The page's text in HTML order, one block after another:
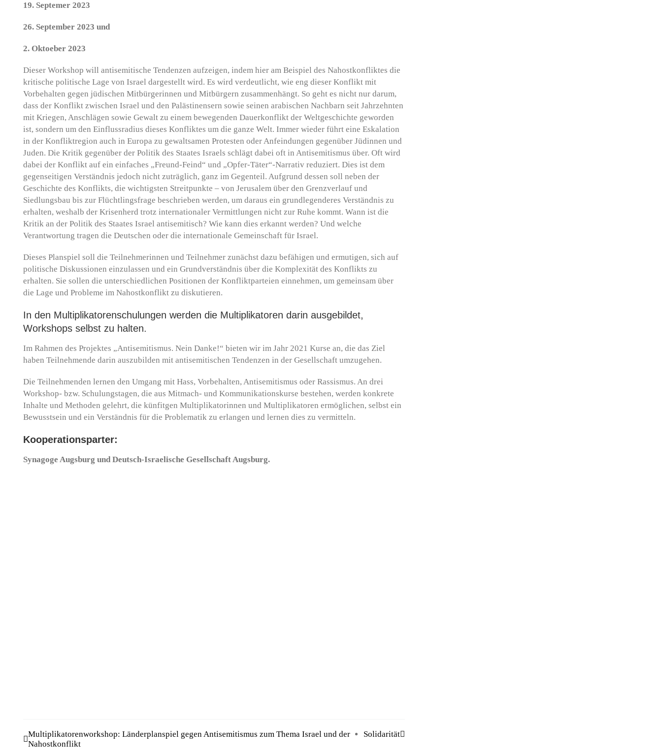
19. Septemer 2023
26. September 2023 und
2. Oktoeber 2023
Dieser Workshop will antisemitische Tendenzen aufzeigen, indem hier am Beispiel des Nahostkonfliktes die
kritische politische Lage von Israel dargestellt wird. Es wird verdeutlicht, wie eng dieser Konflikt mit
Vorbehalten gegen jüdischen Mitbürgerinnen und Mitbürgern zusammenhängt. So geht es nicht nur darum,
dass der Konflikt zwischen Israel und den Palästinensern sowie seinen arabischen Nachbarn seit Jahrzehnten
mit Kriegen, Anschlägen sowie Gewalt zu einem bewegenden Dauerkonflikt der Weltgeschichte geworden
ist, sondern um den Einflussradius dieses Konfliktes um die ganze Welt. Immer wieder führt eine Eskalation
in der Konfliktregion auch in Europa zu gewaltsamen Protesten oder Anfeindungen gegenüber Jüdinnen und
Juden. Die Kritik gegenüber der Politik des Staates Israels schlägt dabei oft in Antisemitismus über. Oft wird
dabei der Konflikt auf ein einfaches „Freund-Feind“ und „Opfer-Täter“-Narrativ reduziert. Dies ist dem
gegenseitigen Verständnis jedoch nicht zuträglich, ganz im Gegenteil. Aufgrund dessen soll neben der
Geschichte des Konflikts, die wichtigsten Streitpunkte – von Jerusalem über den Grenzverlauf und
Siedlungsbau bis zur Flüchtlingsfrage beschrieben werden, um daraus ein grundlegenderes Verständnis zu
erhalten, weshalb der Krisenherd trotz internationaler Vermittlungen nicht zur Ruhe kommt. Wann ist die
Kritik an der Politik des Staates Israel antisemitisch? Wie kann dies erkannt werden? Und welche
Verantwortung tragen die Deutschen oder die internationale Gemeinschaft für Israel.
Dieses Planspiel soll die Teilnehmerinnen und Teilnehmer zunächst dazu befähigen und ermutigen, sich auf
politische Diskussionen einzulassen und ein Grundverständnis über die Komplexität des Konflikts zu
erhalten. Sie sollen die unterschiedlichen Positionen der Konfliktparteien einnehmen, um gemeinsam über
die Lage und Probleme im Nahostkonflikt zu diskutieren.
In den Multiplikatorenschulungen werden die Multiplikatoren darin ausgebildet,
Workshops selbst zu halten.
Im Rahmen des Projektes „Antisemitismus. Nein Danke!“ bieten wir im Jahr 2021 Kurse an, die das Ziel
haben Teilnehmende darin auszubilden mit antisemitischen Tendenzen in der Gesellschaft umzugehen.
Die Teilnehmenden lernen den Umgang mit Hass, Vorbehalten, Antisemitismus oder Rassismus. An drei
Workshop- bzw. Schulungstagen, die aus Mitmach- und Kommunikationskurse bestehen, werden konkrete
Inhalte und Methoden gelehrt, die künfitgen Multiplikatorinnen und Multiplikatoren ermöglichen, selbst ein
Bewusstsein und ein Verständnis für die Problematik zu erlangen und lernen dies zu vermitteln.
Kooperationsparter:
Synagoge Augsburg und Deutsch-Israelische Gesellschaft Augsburg.
Multiplikatorenworkshop: Länderplanspiel gegen Antisemitismus zum Thema Israel und der
Nahostkonflikt
Solidarität